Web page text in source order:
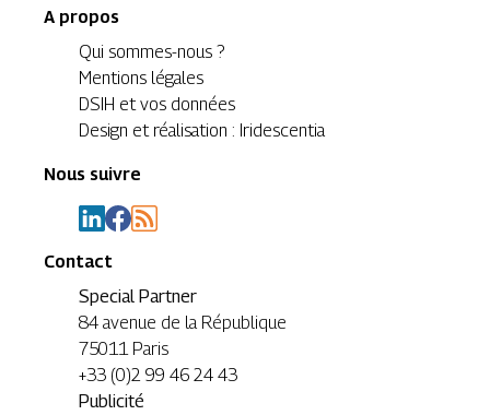
A propos
Qui sommes-nous ?
Mentions légales
DSIH et vos données
Design et réalisation : Iridescentia
Nous suivre
Contact
Special Partner
84 avenue de la République
75011 Paris
+33 (0)2 99 46 24 43
Publicité